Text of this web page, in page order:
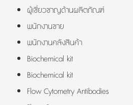
ผู้เชี่ยวชาญด้านผลิตภัณฑ์
พนักงานขาย
พนักงานคลังสินค้า
Biochemical kit
Biochemical kit
Flow Cytometry Antibodies